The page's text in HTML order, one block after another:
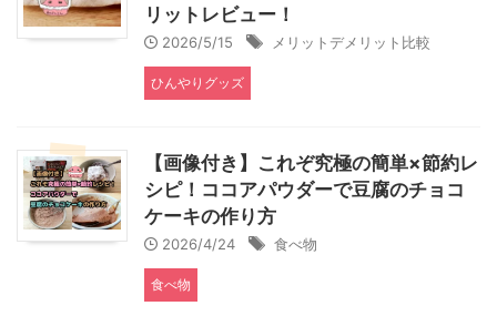
リットレビュー！
2026/5/15 メリットデメリット比較
ひんやりグッズ
【画像付き】これぞ究極の簡単×節約レ
シピ！ココアパウダーで豆腐のチョコ
ケーキの作り方
2026/4/24 食べ物
食べ物